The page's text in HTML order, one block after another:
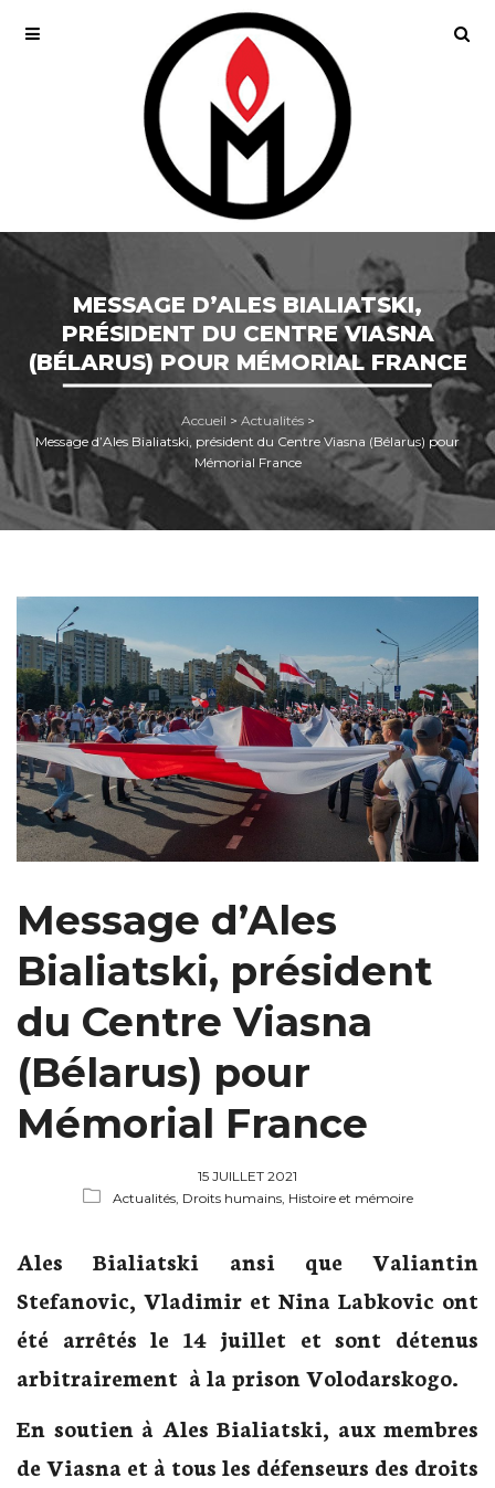
MESSAGE D’ALES BIALIATSKI,
PRÉSIDENT DU CENTRE VIASNA
(BÉLARUS) POUR MÉMORIAL FRANCE
Accueil > Actualités>
Message d’Ales Bialiatski, président du Centre Viasna (Bélarus) pour
Mémorial France
Message d’Ales
Bialiatski, président
du Centre Viasna
(Bélarus) pour
Mémorial France
15 JUILLET 2021
Actualités, Droits humains, Histoire et mémoire
Ales Bialiatski ansi que Valiantin
Stefanovic, Vladimir et Nina Labkovic ont
été arrêtés le 14 juillet et sont détenus
arbitrairement à la prison Volodarskogo.
En soutien à Ales Bialiatski, aux membres
de Viasna et à tous les défenseurs des droits